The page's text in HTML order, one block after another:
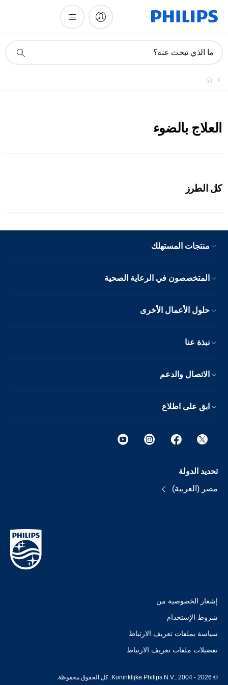
دعم
ما الذي تبحث عنه؟
العلاج بالضوء
كل الطرز
منتجات المستهلك
المتخصصون في الرعاية الصحية
حلول الأعمال الأخرى
نبذة عنا
الاتصال والدعم
ابق على اطلاع
تحديد الدولة
مصر (العربية)
إشعار الخصوصية من
شروط الإستخدام
سياسة بملفات تعريف الارتباط
تفضيلات ملفات تعريف الارتباط
© Koninklijke Philips N.V., 2004 - 2026. كل الحقوق محفوظة.